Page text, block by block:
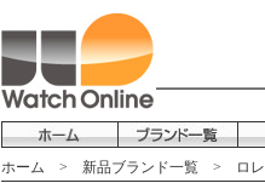
ホーム > 新品ブランド一覧 > ロ